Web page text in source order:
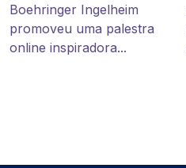
Boehringer Ingelheim
promoveu uma palestra
online inspiradora...